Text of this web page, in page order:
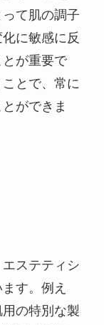
て肌の調子
に敏感に反
が重要で
とで、常に
ができま
ステティシ
す。例え
の特別な製